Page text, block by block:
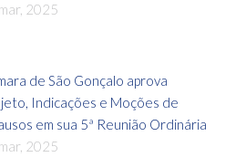
2025
de São Gonçalo aprova
Indicações e Moções de
em sua 5ª Reunião Ordinária
2025